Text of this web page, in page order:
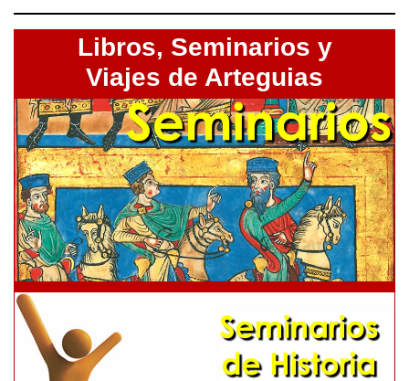
Libros, Seminarios y
Viajes de Arteguias